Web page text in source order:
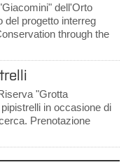
dell'Orto
del progetto interreg
through the
"Grotta
in occasione di
Prenotazione